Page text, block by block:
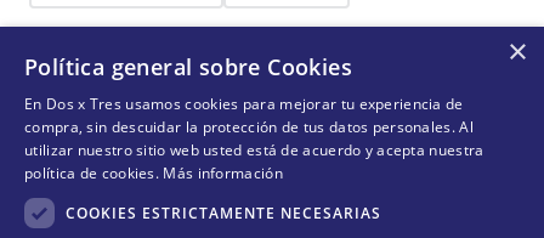
Cargando comentarios…
¡DEJANDO HUELLAS! 🐾
Suscríbete y conoce nuestras acciones, campañas y
×
Política general sobre Cookies
En Dos x Tres usamos cookies para mejorar tu experiencia de
compra, sin descuidar la protección de tus datos personales. Al
utilizar nuestro sitio web usted está de acuerdo y acepta nuestra
política de cookies. Más información
COOKIES ESTRICTAMENTE NECESARIAS